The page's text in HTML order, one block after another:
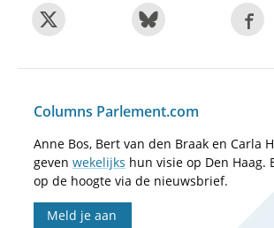
Columns Parlement.com
Anne Bos, Bert van den Braak en Carla
geven wekelijks hun visie op Den Haag.
op de hoogte via de nieuwsbrief.
Meld je aan